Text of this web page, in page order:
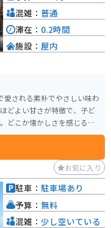
愛される素朴でやさしい味わ
どよい甘さが特徴で、子ど
どこか懐かしさを感じる手
やつや手土産にもぴったり
混雑： 普通
滞在： 0.2時間
施設： 屋内
お気に入り
駐車： 駐車場あり
予算： 無料
混雑： 少し空いている